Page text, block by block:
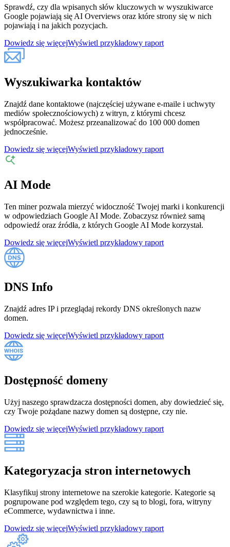
Sprawdź, czy dla wpisanych słów kluczowych w wyszukiwarce
Google pojawiają się AI Overviews oraz które strony się w nich
pojawiają i na jakich pozycjach.
Dowiedz się więcejWyświetl przykładowy raport
Wyszukiwarka kontaktów
Znajdź dane kontaktowe (najczęściej używane e-maile i uchwyty
mediów społecznościowych) z witryn, z którymi chcesz
współpracować. Możesz przeanalizować do 100 000 domen
jednocześnie.
Dowiedz się więcejWyświetl przykładowy raport
AI Mode
Ten miner pozwala mierzyć widoczność Twojej marki i konkurencji
w odpowiedziach Google AI Mode. Zobaczysz również samą
odpowiedź oraz źródła, z których Google AI Mode korzystał.
Dowiedz się więcejWyświetl przykładowy raport
DNS Info
Znajdź adres IP i przeglądaj rekordy DNS określonych nazw
domen.
Dowiedz się więcejWyświetl przykładowy raport
Dostępność domeny
Użyj naszego sprawdzacza dostępności domen, aby dowiedzieć się,
czy Twoje pożądane nazwy domen są dostępne, czy nie.
Dowiedz się więcejWyświetl przykładowy raport
Kategoryzacja stron internetowych
Klasyfikuj strony internetowe na szerokie kategorie. Kategorie są
pogrupowane pod względem tego, czy są to blogi, fora, witryny
eCommerce, wydawnictwa i inne.
Dowiedz się więcejWyświetl przykładowy raport